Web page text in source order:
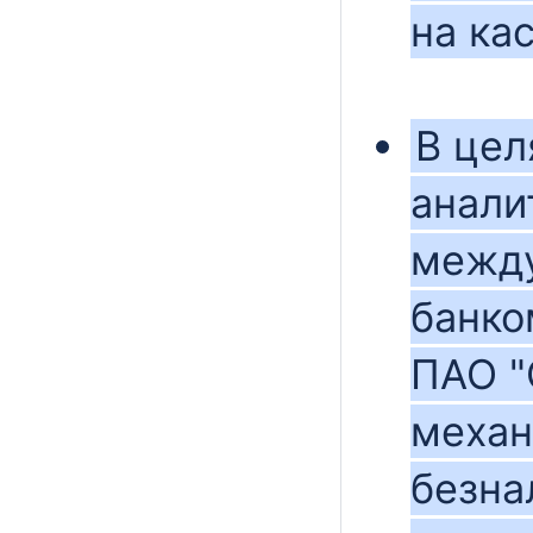
на
В
ПАО